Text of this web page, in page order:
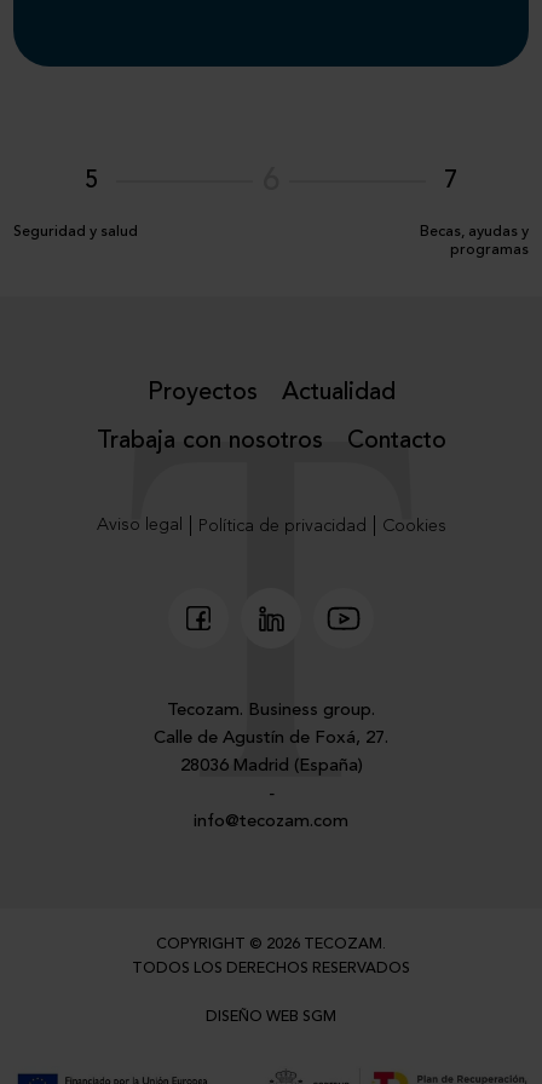
Seguridad y salud
5 7
Becas, ayudas y
programas
Proyectos
Actualidad
Trabaja con nosotros
Contacto
Aviso legal Política de privacidad Cookies
Tecozam. Business group.
Calle de Agustín de Foxá, 27.
28036 Madrid (España)
-
info@tecozam.com
COPYRIGHT © 2026 TECOZAM.
TODOS LOS DERECHOS RESERVADOS
DISEÑO WEB SGM